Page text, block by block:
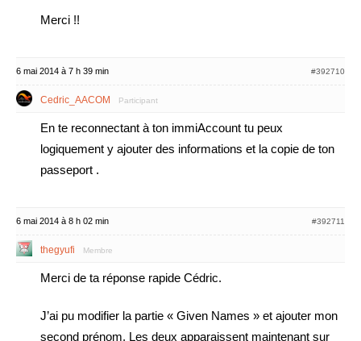
Merci !!
6 mai 2014 à 7 h 39 min #392710
Cedric_AACOM Participant
En te reconnectant à ton immiAccount tu peux
logiquement y ajouter des informations et la copie de ton
passeport .
6 mai 2014 à 8 h 02 min #392711
thegyufi Membre
Merci de ta réponse rapide Cédric.
J’ai pu modifier la partie « Given Names » et ajouter mon
second prénom. Les deux apparaissent maintenant sur